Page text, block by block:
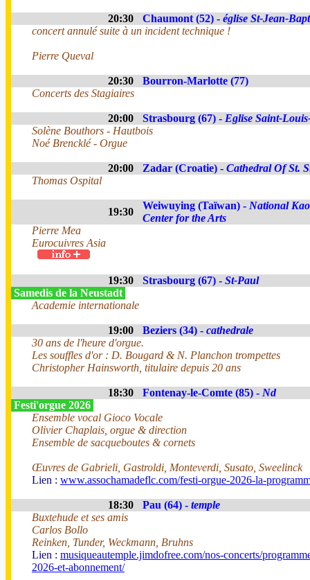
20:30 Chaumont (52) - église St-Jean-
concert annulé suite à un incident technique !
Pierre Queval
20:30
Bourron-Marlotte (77)
Concerts des Stagiaires
20:00 Strasbourg (67) - Eglise Saint-
Solène Bouthors - Hautbois
Noé Brencklé - Orgue
20:00 Zadar (Croatie) - Cathedral Of St.
Thomas Ospital
19:30
Weiwuying (Taïwan) - National
Center for the Arts
Pierre Mea
Eurocuivres Asia
19:30 Strasbourg (67) - St-Paul
Samedis de la Neustadt
Academie internationale
19:00 Beziers (34) - cathedrale
30 ans de l'heure d'orgue.
Les souffles d'or : D. Bougard & N. Planchon trompettes
Christopher Hainsworth, titulaire depuis 20 ans
18:30 Fontenay-le-Comte (85) - Nd
Festi'orgue 2026
Ensemble vocal Gioco Vocale
Olivier Chaplais, orgue & direction
Ensemble de sacqueboutes & cornets
Œuvres de Gabrieli, Gastroldi, Monteverdi, Susato, Sweelinck
Lien : www.assochamadeflc.com/festi-orgue-2026-la-
18:30 Pau (64) - temple
Buxtehude et ses amis
Carlos Bollo
Reinken, Tunder, Weckmann, Bruhns
Lien : musiqueautemple.jimdofree.com/nos-concerts/
2026-et-abonnement/